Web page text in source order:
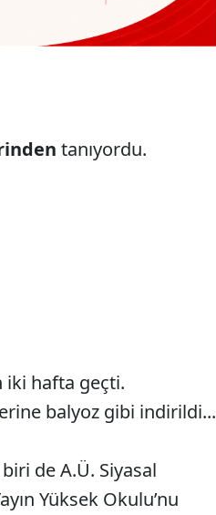
tanıyordu.
iki hafta geçti.
balyoz gibi indirildi...
de A.Ü. Siyasal
Yüksek Okulu’nu